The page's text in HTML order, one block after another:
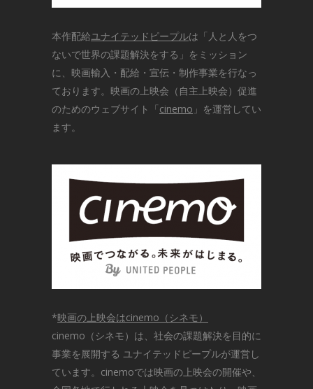
本作配給ユナイテッドピープルは「人と人をつ
ないで世界の課題解決をする」をミッション
に、映画輸入・配給・宣伝・制作事業を行なっ
ております。映画の上映会（自主上映会）促進
のためのウェブサイト「cinemo 」を運営してい
ます。
*映画の上映会はcinemo（シネモ）
cinemo（シネモ）は、社会の課題解決を目的に
事業を展開する ユナイテッドピープルが運営し
ています。cinemoでは映画の上映会の開催や、